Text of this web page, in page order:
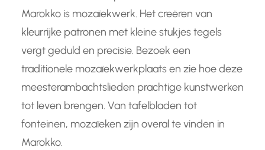
Marokko is mozaïekwerk. Het creëren van
kleurrijke patronen met kleine stukjes tegels
vergt geduld en precisie. Bezoek een
traditionele mozaïekwerkplaats en zie hoe deze
meesterambachtslieden prachtige kunstwerken
tot leven brengen. Van tafelbladen tot
fonteinen, mozaïeken zijn overal te vinden in
Marokko.